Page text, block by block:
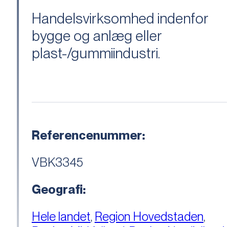
Handelsvirksomhed indenfor
bygge og anlæg eller
plast-/gummiindustri.
Referencenummer:
VBK3345
Geografi:
Hele landet, Region Hovedstaden,